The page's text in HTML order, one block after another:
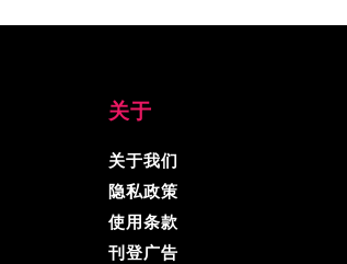
关于
关于我们
隐私政策
使用条款
刊登广告